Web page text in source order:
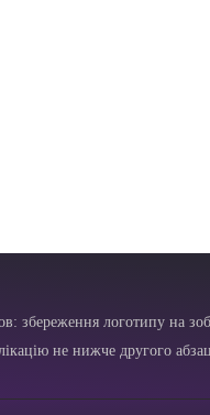
збереження логотипу на
не нижче другого